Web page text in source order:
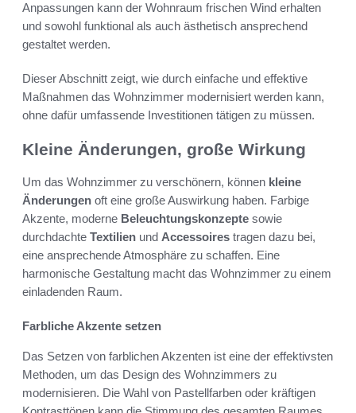
Anpassungen kann der Wohnraum frischen Wind erhalten
und sowohl funktional als auch ästhetisch ansprechend
gestaltet werden.
Dieser Abschnitt zeigt, wie durch einfache und effektive
Maßnahmen das Wohnzimmer modernisiert werden kann,
ohne dafür umfassende Investitionen tätigen zu müssen.
Kleine Änderungen, große Wirkung
Um das Wohnzimmer zu verschönern, können kleine
Änderungen oft eine große Auswirkung haben. Farbige
Akzente, moderne Beleuchtungskonzepte sowie
durchdachte Textilien und Accessoires tragen dazu bei,
eine ansprechende Atmosphäre zu schaffen. Eine
harmonische Gestaltung macht das Wohnzimmer zu einem
einladenden Raum.
Farbliche Akzente setzen
Das Setzen von farblichen Akzenten ist eine der effektivsten
Methoden, um das Design des Wohnzimmers zu
modernisieren. Die Wahl von Pastellfarben oder kräftigen